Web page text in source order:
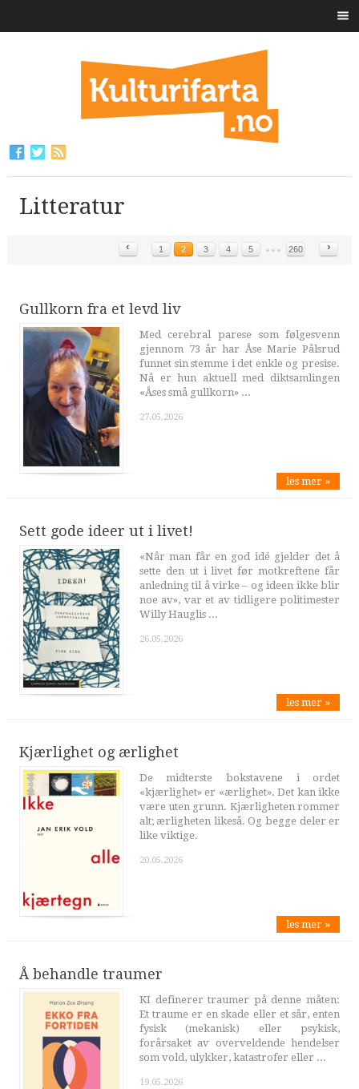
Litteratur
‹ 1 2 3 4 5 260 ›
Gullkorn fra et levd liv
Med cerebral parese som følgesvenn
gjennom 73 år har Åse Marie Pålsrud
funnet sin stemme i det enkle og presise.
Nå er hun aktuell med diktsamlingen
«Åses små gullkorn» ...
27.05.2026
les mer »
Sett gode ideer ut i livet!
«Når man får en god idé gjelder det å
sette den ut i livet før motkreftene får
anledning til å virke – og ideen ikke blir
noe av», var et av tidligere politimester
Willy Hauglis ...
26.05.2026
les mer »
Kjærlighet og ærlighet
De midterste bokstavene i ordet
«kjærlighet» er «ærlighet». Det kan ikke
være uten grunn. Kjærligheten rommer
alt; ærligheten likeså. Og begge deler er
like viktige.
20.05.2026
les mer »
Å behandle traumer
KI definerer traumer på denne måten:
Et traume er en skade eller et sår, enten
fysisk (mekanisk) eller psykisk,
forårsaket av overveldende hendelser
som vold, ulykker, katastrofer eller ...
19.05.2026